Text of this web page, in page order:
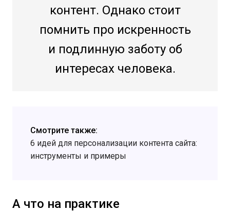
контент. Однако стоит
помнить про искренность
и подлинную заботу об
интересах человека.
Смотрите также:
6 идей для персонализации контента сайта:
инструменты и примеры
А что на практике